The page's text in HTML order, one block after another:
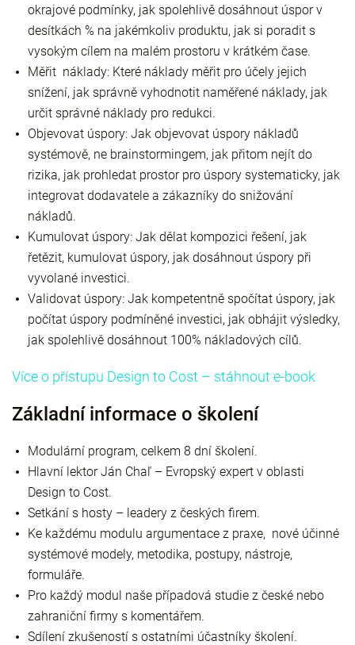
okrajové podmínky, jak spolehlivě dosáhnout úspor v
desítkách % na jakémkoliv produktu, jak si poradit s
vysokým cílem na malém prostoru v krátkém čase.
Měřit náklady: Které náklady měřit pro účely jejich
snížení, jak správně vyhodnotit naměřené náklady, jak
určit správné náklady pro redukci.
Objevovat úspory: Jak objevovat úspory nákladů
systémově, ne brainstormingem, jak přitom nejít do
rizika, jak prohledat prostor pro úspory systematicky, jak
integrovat dodavatele a zákazníky do snižování
nákladů.
Kumulovat úspory: Jak dělat kompozici řešení, jak
řetězit, kumulovat úspory, jak dosáhnout úspory při
vyvolané investici.
Validovat úspory: Jak kompetentně spočítat úspory, jak
počítat úspory podmíněné investici, jak obhájit výsledky,
jak spolehlivě dosáhnout 100% nákladových cílů.
Více o přístupu Design to Cost – stáhnout e-book
Základní informace o školení
Modulární program, celkem 8 dní školení.
Hlavní lektor Ján Chaľ – Evropský expert v oblasti
Design to Cost.
Setkání s hosty – leadery z českých firem.
Ke každému modulu argumentace z praxe, nové účinné
systémové modely, metodika, postupy, nástroje,
formuláře.
Pro každý modul naše případová studie z české nebo
zahraniční firmy s komentářem.
Sdílení zkušeností s ostatními účastníky školení.